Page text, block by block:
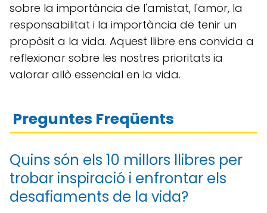
sobre la importància de l'amistat, l'amor, la
responsabilitat i la importància de tenir un
propòsit a la vida. Aquest llibre ens convida a
reflexionar sobre les nostres prioritats ia
valorar allò essencial en la vida.
Preguntes Freqüents
Quins són els 10 millors llibres per
trobar inspiració i enfrontar els
desafiaments de la vida?